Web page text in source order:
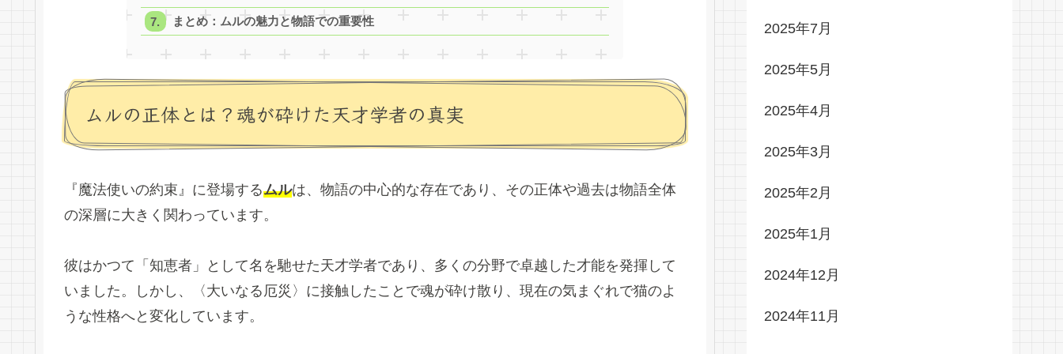
まとめ：ムルの魅力と物語での重要性
ムルの正体とは？魂が砕けた天才学者の真実
『魔法使いの約束』に登場するムルは、物語の中心的な存在であり、その正体や過去は物語全体
の深層に大きく関わっています。
彼はかつて「知恵者」として名を馳せた天才学者であり、多くの分野で卓越した才能を発揮して
いました。しかし、〈大いなる厄災〉に接触したことで魂が砕け散り、現在の気まぐれで猫のよ
うな性格へと変化しています。
2025年7月
2025年5月
2025年4月
2025年3月
2025年2月
2025年1月
2024年12月
2024年11月